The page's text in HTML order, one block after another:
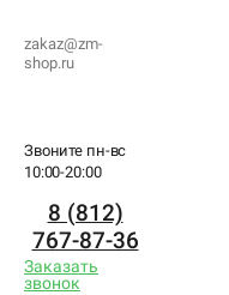
zakaz@zm-
shop.ru
Звоните пн-вс
10:00-20:00
8 (812)
767-87-36
Заказать
звонок